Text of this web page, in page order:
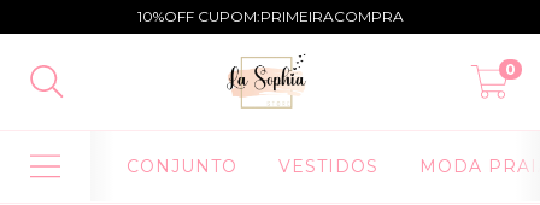
10%OFF CUPOM:PRIMEIRACOMPRA
0
CONJUNTO VESTIDOS MODA